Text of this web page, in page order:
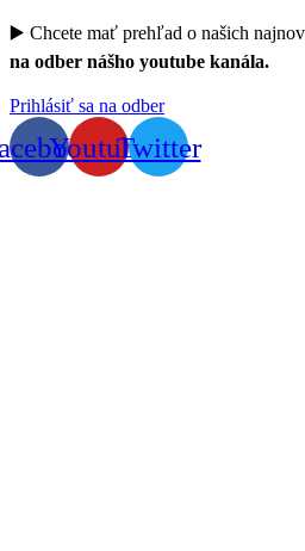
▶️ Chcete mať prehľad o našich
na odber nášho youtube kanála.
Prihlásiť sa na odber
YoutubeTwitter